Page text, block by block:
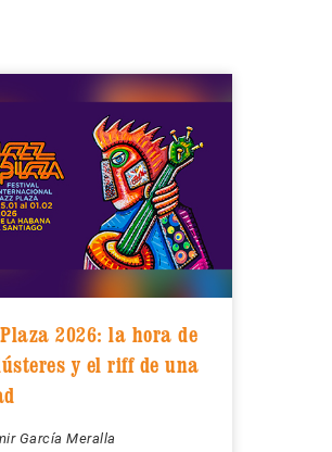
2026: la hora de
y el riff de una
García Meralla